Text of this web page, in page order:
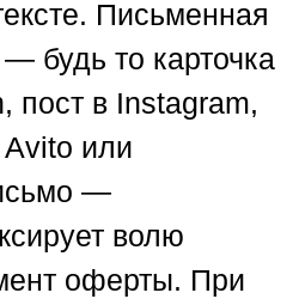
Письменная
будь то карточка
пост в Instagram,
или
—
волю
оферты. При